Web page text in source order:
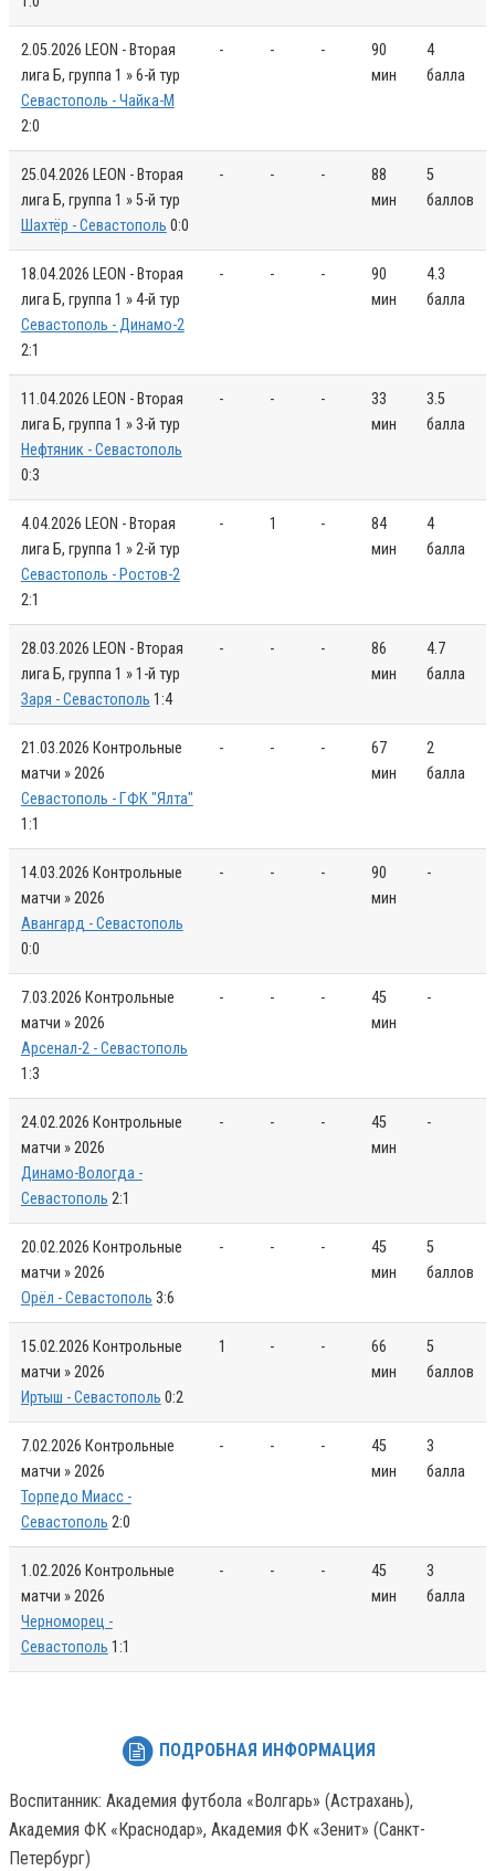
2.05.2026 LEON - Вторая
лига Б, группа 1 » 6-й тур
Севастополь - Чайка-М
2:0
- - -
90
мин
4
балла
25.04.2026 LEON - Вторая
лига Б, группа 1 » 5-й тур
Шахтёр - Севастополь 0:0
- - -
88
мин
5
баллов
18.04.2026 LEON - Вторая
лига Б, группа 1 » 4-й тур
Севастополь - Динамо-2
2:1
- - -
90
мин
4.3
балла
11.04.2026 LEON - Вторая
лига Б, группа 1 » 3-й тур
Нефтяник - Севастополь
0:3
- - -
33
мин
3.5
балла
4.04.2026 LEON - Вторая
лига Б, группа 1 » 2-й тур
Севастополь - Ростов-2
2:1
- 1 -
84
мин
4
балла
28.03.2026 LEON - Вторая
лига Б, группа 1 » 1-й тур
Заря - Севастополь 1:4
- - -
86
мин
4.7
балла
21.03.2026 Контрольные
матчи » 2026
Севастополь - ГФК "Ялта"
1:1
- - -
67
мин
2
балла
14.03.2026 Контрольные
матчи » 2026
Авангард - Севастополь
0:0
- - -
90
мин
-
7.03.2026 Контрольные
матчи » 2026
Арсенал-2 - Севастополь
1:3
- - -
45
мин
-
24.02.2026 Контрольные
матчи » 2026
Динамо-Вологда -
Севастополь 2:1
- - -
45
мин
-
20.02.2026 Контрольные
матчи » 2026
Орёл - Севастополь 3:6
- - -
45
мин
5
баллов
15.02.2026 Контрольные
матчи » 2026
Иртыш - Севастополь 0:2
1 - -
66
мин
5
баллов
7.02.2026 Контрольные
матчи » 2026
Торпедо Миасс -
Севастополь 2:0
- - -
45
мин
3
балла
1.02.2026 Контрольные
матчи » 2026
Черноморец -
Севастополь 1:1
- - -
45
мин
3
балла
ПОДРОБНАЯ ИНФОРМАЦИЯ
Воспитанник: Академия футбола «Волгарь» (Астрахань),
Академия ФК «Краснодар», Академия ФК «Зенит» (Санкт-
Петербург)